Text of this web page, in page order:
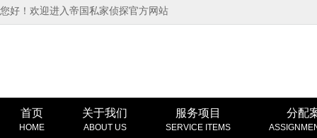
您好！欢迎进入帝国私家侦探官方网站
首页
HOME
关于我们
ABOUT US
服务项目
SERVICE ITEMS
分配